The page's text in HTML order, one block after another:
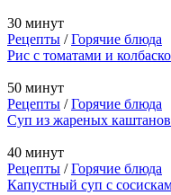
30 минут
Рецепты /Горячие блюда
Рис с томатами и
50 минут
Рецепты /Горячие блюда
Суп из жареных
40 минут
Рецепты /Горячие блюда
Капустный суп с